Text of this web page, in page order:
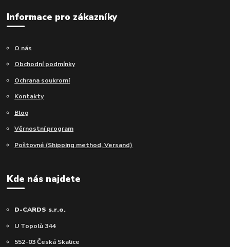
Informace pro zákazníky
O nás
Obchodní podmínky
Ochrana soukromí
Kontakty
Blog
Věrnostní program
Poštovné (Shipping method, Versand)
Kde nás najdete
D-CARDS s.r.o.
U Topolů 344
552-03 Česká Skalice